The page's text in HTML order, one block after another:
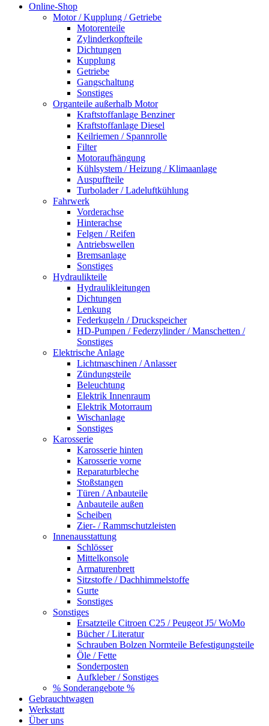
Online-Shop
Motor / Kupplung / Getriebe
Motorenteile
Zylinderkopfteile
Dichtungen
Kupplung
Getriebe
Gangschaltung
Sonstiges
Organteile außerhalb Motor
Kraftstoffanlage Benziner
Kraftstoffanlage Diesel
Keilriemen / Spannrolle
Filter
Motoraufhängung
Kühlsystem / Heizung / Klimaanlage
Auspuffteile
Turbolader / Ladeluftkühlung
Fahrwerk
Vorderachse
Hinterachse
Felgen / Reifen
Antriebswellen
Bremsanlage
Sonstiges
Hydraulikteile
Hydraulikleitungen
Dichtungen
Lenkung
Federkugeln / Druckspeicher
HD-Pumpen / Federzylinder / Manschetten /
Sonstiges
Elektrische Anlage
Lichtmaschinen / Anlasser
Zündungsteile
Beleuchtung
Elektrik Innenraum
Elektrik Motorraum
Wischanlage
Sonstiges
Karosserie
Karosserie hinten
Karosserie vorne
Reparaturbleche
Stoßstangen
Türen / Anbauteile
Anbauteile außen
Scheiben
Zier- / Rammschutzleisten
Innenausstattung
Schlösser
Mittelkonsole
Armaturenbrett
Sitzstoffe / Dachhimmelstoffe
Gurte
Sonstiges
Sonstiges
Ersatzteile Citroen C25 / Peugeot J5/ WoMo
Bücher / Literatur
Schrauben Bolzen Normteile Befestigungsteile
Öle / Fette
Sonderposten
Aufkleber / Sonstiges
% Sonderangebote %
Gebrauchtwagen
Werkstatt
Über uns